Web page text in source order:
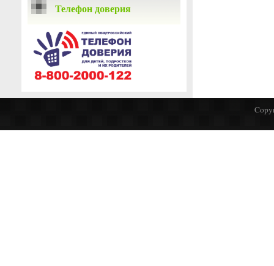
Телефон доверия